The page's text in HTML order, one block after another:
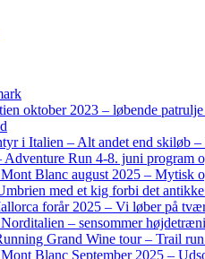
oktober 2023 – løbende
i Italien – Alt andet end skiløb
Adventure Run 4-8. juni program
Blanc august 2025 – Mytisk
med et kig forbi det
forår 2025 – Vi løber på
– sensommer
Grand Wine tour – Trail
Blanc September 2025 –